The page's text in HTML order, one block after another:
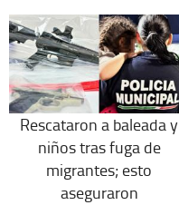
Rescataron a baleada y
niños tras fuga de
migrantes; esto
aseguraron